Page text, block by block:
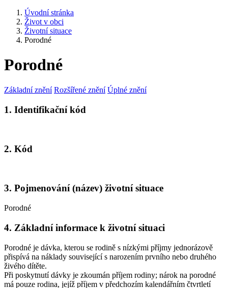
Úvodní stránka
Život v obci
Životní situace
Porodné
Porodné
Základní znění Rozšířené znění Úplné znění
1. Identifikační kód
2. Kód
3. Pojmenování (název) životní situace
Porodné
4. Základní informace k životní situaci
Porodné je dávka, kterou se rodině s nízkými příjmy jednorázově
přispívá na náklady související s narozením prvního nebo druhého
živého dítěte.
Při poskytnutí dávky je zkoumán příjem rodiny; nárok na porodné
má pouze rodina, jejíž příjem v předchozím kalendářním čtvrtletí